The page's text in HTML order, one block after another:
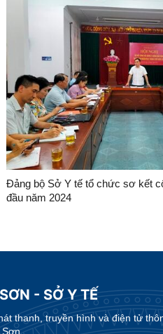
Đảng bộ Sở Y tế tổ chức sơ kết
đầu năm 2024
- SỞ Y TẾ
thanh, truyền hình và điện tử
Sơn.